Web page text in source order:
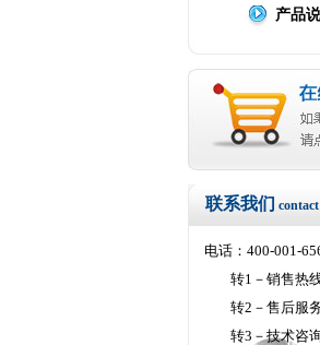
产品
联系我们
电话：400-001-
转1－销售热
转2－售后服
转3－技术咨